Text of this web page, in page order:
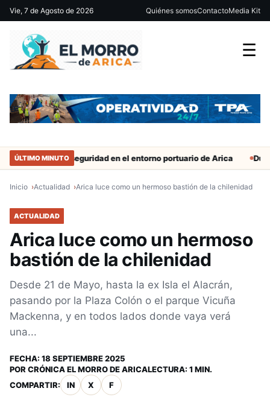
Vie, 7 de Agosto de 2026 Quiénes somosContactoMedia Kit
☰
ÚLTIMO MINUTO
seguridad en el entorno portuario de Arica Duro castigo
Inicio Actualidad Arica luce como un hermoso bastión de la chilenidad
ACTUALIDAD
Arica luce como un hermoso
bastión de la chilenidad
Desde 21 de Mayo, hasta la ex Isla el Alacrán,
pasando por la Plaza Colón o el parque Vicuña
Mackenna, y en todos lados donde vaya verá
una...
FECHA: 18 SEPTIEMBRE 2025
POR CRÓNICA EL MORRO DE ARICALECTURA: 1 MIN.
COMPARTIR:
IN X F